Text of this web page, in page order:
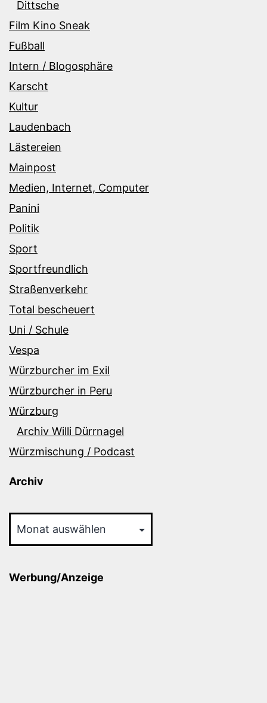
Dittsche
Film Kino Sneak
Fußball
Intern / Blogosphäre
Karscht
Kultur
Laudenbach
Lästereien
Mainpost
Medien, Internet, Computer
Panini
Politik
Sport
Sportfreundlich
Straßenverkehr
Total bescheuert
Uni / Schule
Vespa
Würzburcher im Exil
Würzburcher in Peru
Würzburg
Archiv Willi Dürrnagel
Würzmischung / Podcast
Archiv
Werbung/Anzeige